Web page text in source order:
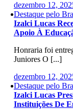
dezembro 12,
Destaque pelo
Izalci Lucas
Apoio À
Honraria foi
Juniores O [...]
dezembro 12,
Destaque pelo
Izalci Lucas
Instituições De